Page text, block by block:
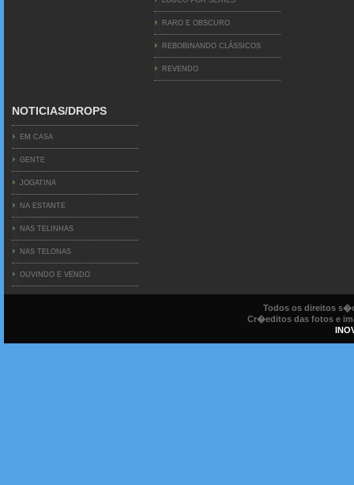
RARO E OBSCURO
REBOBINANDO CLÁSSICOS
REVENDO
NOTICIAS/DROPS
EM CASA
GENTE
JOGATINA
NA ESTANTE
NAS TELINHAS
NAS TELONAS
OUVINDO E VENDO
Todos os direitos
Cr�editos das fotos e